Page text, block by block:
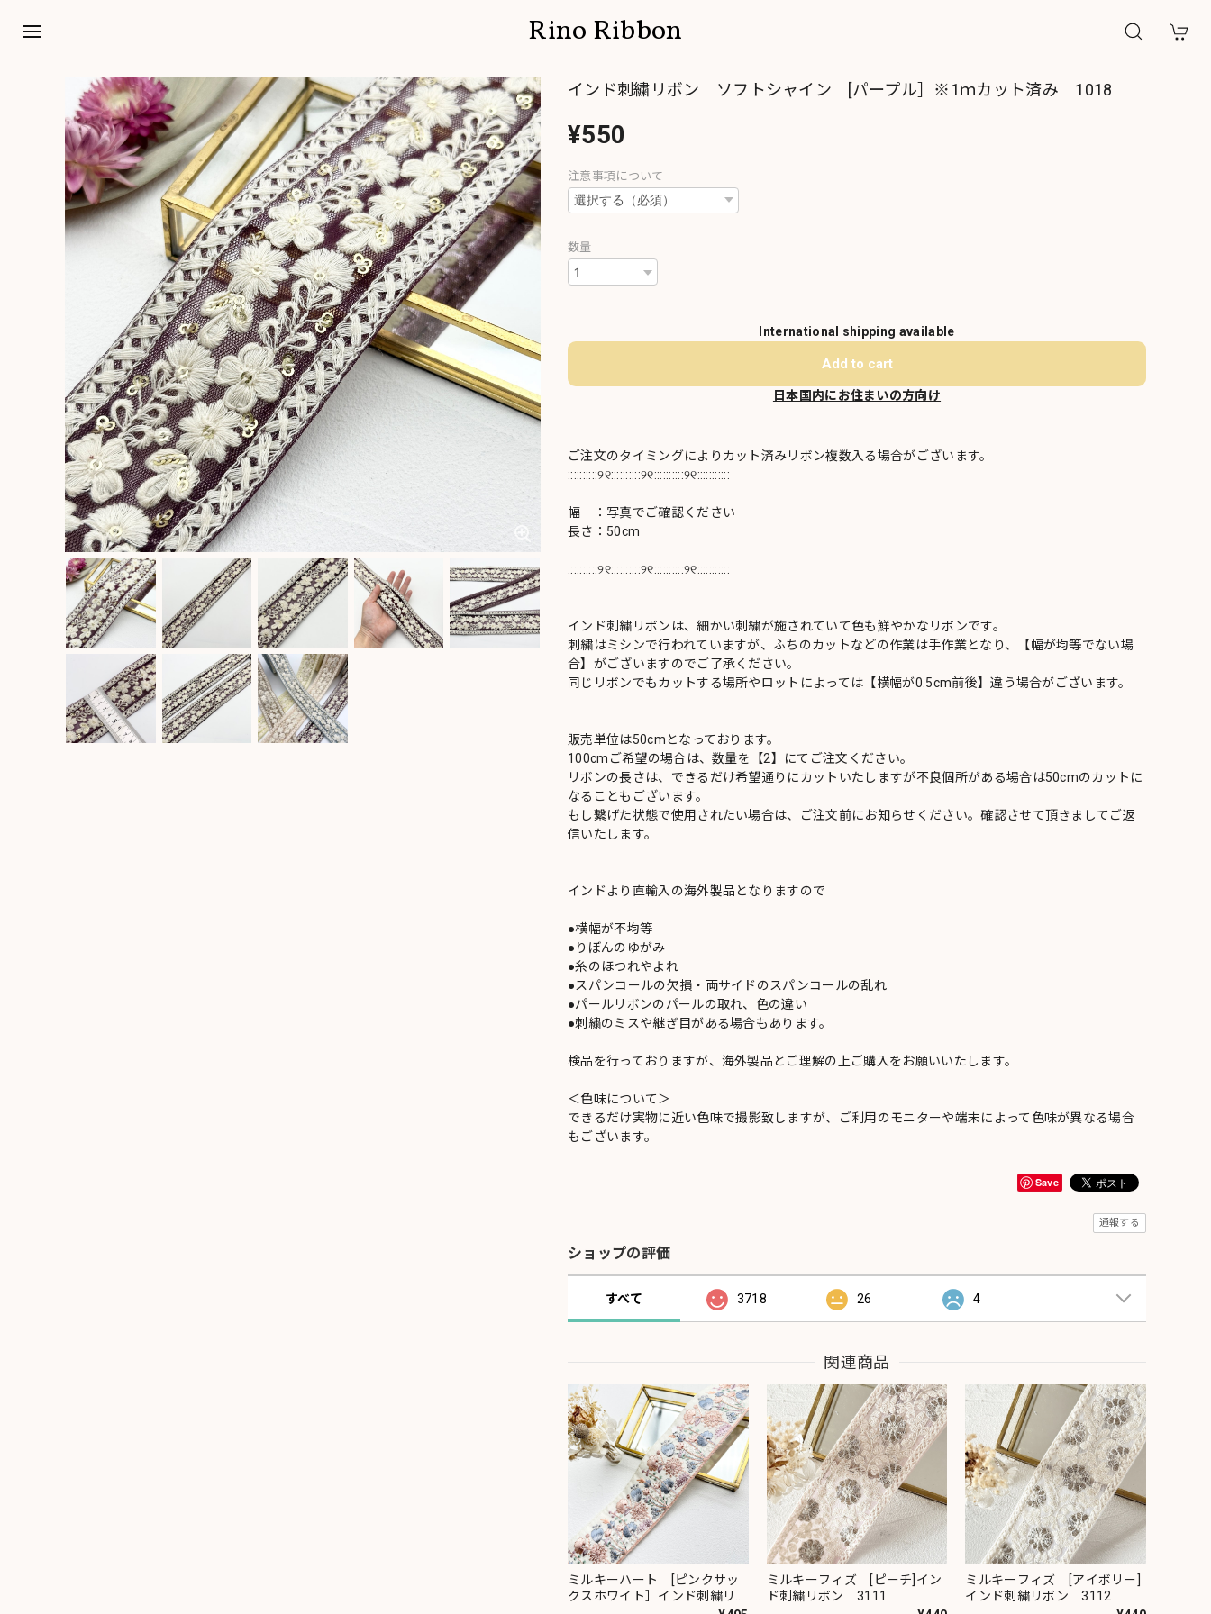
Rino Ribbon
インド刺繍リボン ソフトシャイン [パープル］※1ｍカット済み 1018
¥550
注意事項について
数量
International shipping available
Add to cart
日本国内にお住まいの方向け
ご注文のタイミングによりカット済みリボン複数入る場合がございます。
::::::::::୨୧::::::::::୨୧::::::::::୨୧:::::::::::
幅 ：写真でご確認ください
長さ：50cm
::::::::::୨୧::::::::::୨୧::::::::::୨୧:::::::::::
インド刺繍リボンは、細かい刺繍が施されていて色も鮮やかなリボンです。
刺繍はミシンで行われていますが、ふちのカットなどの作業は手作業となり、【幅が均等でない場
合】がございますのでご了承ください。
同じリボンでもカットする場所やロットによっては【横幅が0.5cm前後】違う場合がございます。
販売単位は50cmとなっております。
100cmご希望の場合は、数量を【2】にてご注文ください。
リボンの長さは、できるだけ希望通りにカットいたしますが不良個所がある場合は50cmのカットに
なることもございます。
もし繋げた状態で使用されたい場合は、ご注文前にお知らせください。確認させて頂きましてご返
信いたします。
インドより直輸入の海外製品となりますので
●横幅が不均等
●りぼんのゆがみ
●糸のほつれやよれ
●スパンコールの欠損・両サイドのスパンコールの乱れ
●パールリボンのパールの取れ、色の違い
●刺繍のミスや継ぎ目がある場合もあります。
検品を行っておりますが、海外製品とご理解の上ご購入をお願いいたします。
＜色味について＞
できるだけ実物に近い色味で撮影致しますが、ご利用のモニターや端末によって色味が異なる場合
もございます。
Save
通報する
ショップの評価
すべて 3718 26 4
関連商品
ミルキーハート [ピンクサッ
クスホワイト］インド刺繍リボ
ミルキーフィズ [ピーチ]イン
ド刺繍リボン 3111
ミルキーフィズ [アイボリー]
インド刺繍リボン 3112